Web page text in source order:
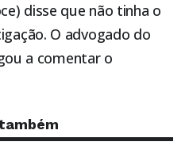
disse que não tinha o
O advogado do
a comentar o